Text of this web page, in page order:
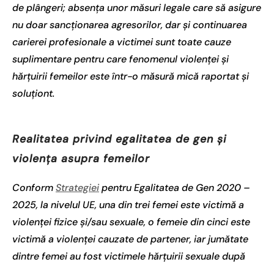
de plângeri; absența unor măsuri legale care să asigure
nu doar sancționarea agresorilor, dar și continuarea
carierei profesionale a victimei sunt toate cauze
suplimentare pentru care fenomenul violenței și
hărțuirii femeilor este într-o măsură mică raportat și
soluționt.
Realitatea privind egalitatea de gen și
violența asupra femeilor
ConformStrategieipentru Egalitatea de Gen 2020 –
2025, la nivelul UE, una din trei femei este victimă a
violenței fizice și/sau sexuale, o femeie din cinci este
victimă a violenței cauzate de partener, iar jumătate
dintre femei au fost victimele hărțuirii sexuale după